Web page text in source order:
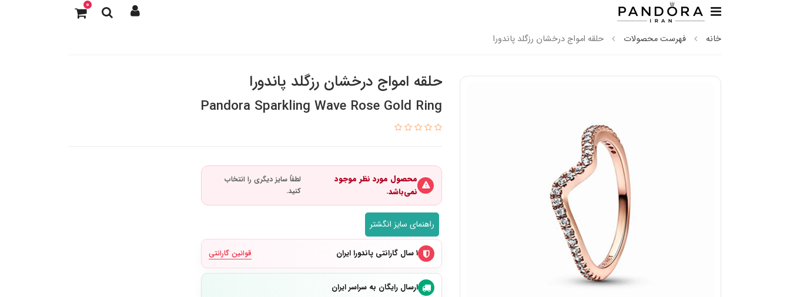
0
خانه فهرست محصولات حلقه امواج درخشان رزگلد پاندورا
حلقه امواج درخشان رزگلد پاندورا
Pandora Sparkling Wave Rose Gold Ring
محصول مورد نظر موجود
نمی‌باشد.
راهنمای سایز انگشتر
۱ سال گارانتی پاندورا ایران قوانین گارانتی
ارسال رایگان به سراسر ایران